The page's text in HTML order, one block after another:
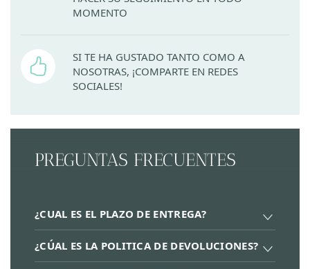
MOMENTO
SI TE HA GUSTADO TANTO COMO A
NOSOTRAS, ¡COMPARTE EN REDES
SOCIALES!
PREGUNTAS FRECUENTES
¿CUAL ES EL PLAZO DE ENTREGA?
¿CÚAL ES LA POLITICA DE DEVOLUCIONES?